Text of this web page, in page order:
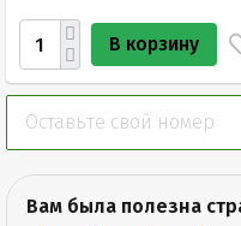
В корзину
Вам была полезна